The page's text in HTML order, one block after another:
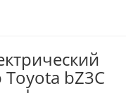
Toyota bZ3C